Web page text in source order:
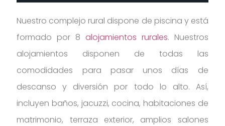
Nuestro complejo rural dispone de piscina y está
formado por 8 alojamientos rurales. Nuestros
alojamientos disponen de todas las
comodidades para pasar unos días de
descanso y diversión por todo lo alto. Así,
incluyen baños, jacuzzi, cocina, habitaciones de
matrimonio, terraza exterior, amplios salones